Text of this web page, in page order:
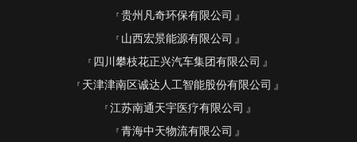
贵州凡奇环保有限公司
山西宏景能源有限公司
四川攀枝花正兴汽车集团有限公司
天津津南区诚达人工智能股份有限公司
江苏南通天宇医疗有限公司
青海中天物流有限公司